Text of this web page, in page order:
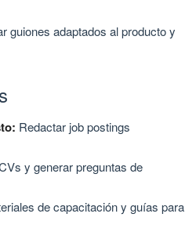
guiones adaptados al producto y
Redactar job postings
y generar preguntas de
de capacitación y guías para